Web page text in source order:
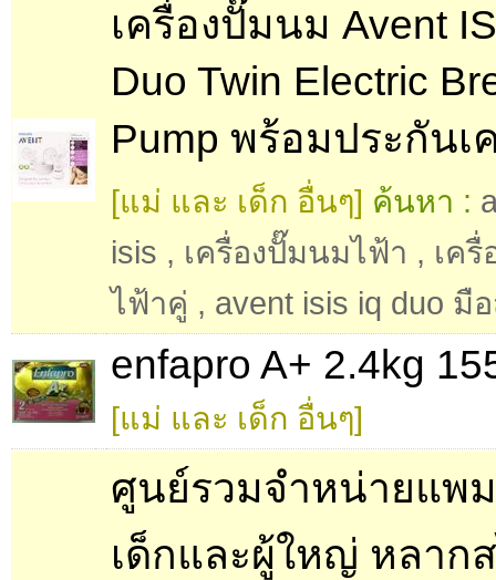
เครื่องปั๊มนม Avent
Duo Twin Electric
Pump พร้อมประกันเ
[แม่ และ เด็ก อื่นๆ] ค้นหา :
isis , เครื่องปั๊มนมไฟ้า , เค
ไฟ้าคู่ , avent isis iq duo มื
enfapro A+ 2.4kg
[แม่ และ เด็ก อื่นๆ]
ศูนย์รวมจำหน่ายแพ
เด็กและผู้ใหญ่ หลาก